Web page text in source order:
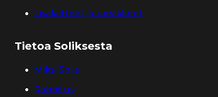
Lisälaitteet ja tarvikkeet
Tietoa Soliksesta
Miksi Solis
Rahoitus